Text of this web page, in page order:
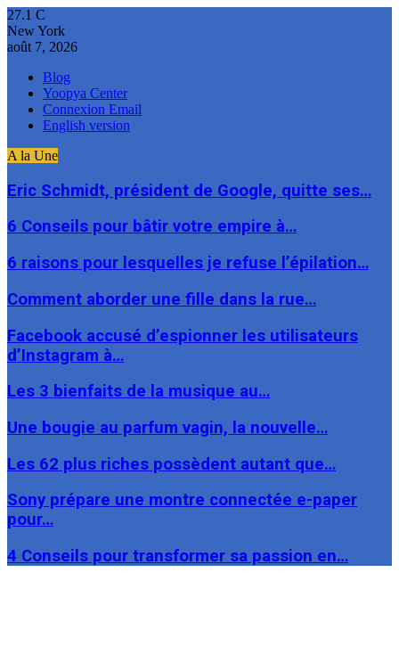
27.1 C
New York
août 7, 2026
Blog
Yoopya Center
Connexion Email
English version
A la Une
Eric Schmidt, président de Google, quitte ses…
6 Conseils pour bâtir votre empire à…
6 raisons pour lesquelles je refuse l’épilation…
Comment aborder une fille dans la rue…
Facebook accusé d’espionner les utilisateurs
d’Instagram à…
Les 3 bienfaits de la musique au…
Une bougie au parfum vagin, la nouvelle…
Les 62 plus riches possèdent autant que…
Sony prépare une montre connectée e-paper
pour…
4 Conseils pour transformer sa passion en…